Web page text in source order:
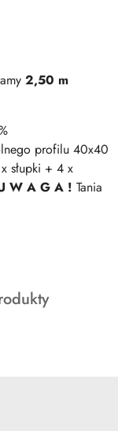
2,50 m
profilu 40x40
słupki + 4 x
W A G A ! Tania